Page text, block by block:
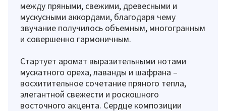
между пряными, свежими, древесными и
мускусными аккордами, благодаря чему
звучание получилось объемным, многогранным
и совершенно гармоничным.
Стартует аромат выразительными нотами
мускатного ореха, лаванды и шафрана –
восхитительное сочетание пряного тепла,
элегантной свежести и роскошного
восточного акцента. Сердце композиции